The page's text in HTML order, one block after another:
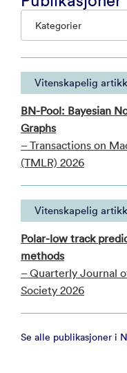
Kategorier
Vitenskapelig
BN-Pool: Bayesian
Graphs
– Transactions on
(TMLR) 2026
Vitenskapelig
Polar-low track
methods
– Quarterly Journal
Society 2026
Se alle publikasjoner i